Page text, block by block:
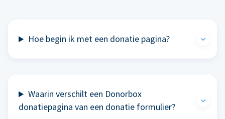
Hoe begin ik met een donatie pagina?
Waarin verschilt een Donorbox
donatiepagina van een donatie formulier?